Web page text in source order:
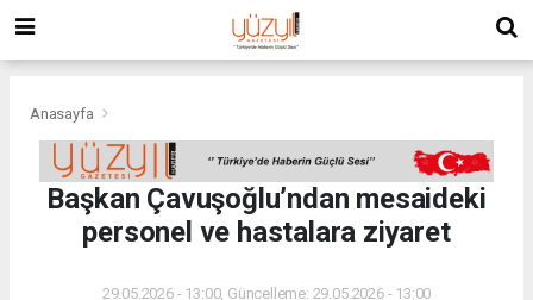
Anasayfa
Başkan Çavuşoğlu’ndan mesaideki
personel ve hastalara ziyaret
29.05.2026 - 13:00, Güncelleme: 29.05.2026 - 13:00